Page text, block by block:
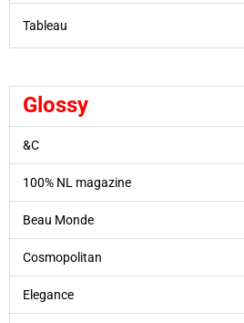
Tableau
Glossy
&C
100% NL magazine
Beau Monde
Cosmopolitan
Elegance